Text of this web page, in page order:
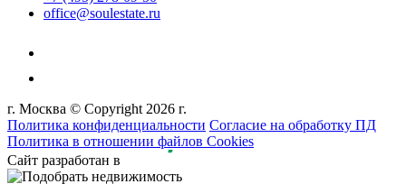
office@soulestate.ru
г. Москва © Copyright 2026 г.
Политика конфиденциальности Согласие на обработку ПД
Политика в отношении файлов Cookies
Сайт разработан в